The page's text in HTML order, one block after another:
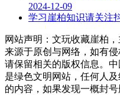
2024-12-09
学习崖柏知识请关注
网站声明：文玩收藏崖柏
来源于原创与网络，如有
请保留相关的版权信息。中
是绿色文明网站，任何人
的内容，如果发现一概封